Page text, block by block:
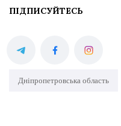
ПІДПИСУЙТЕСЬ
Дніпропетровська область